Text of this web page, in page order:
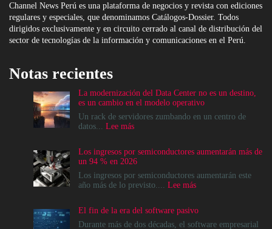
Channel News Perú es una plataforma de negocios y revista con ediciones
regulares y especiales, que denominamos Catálogos-Dossier. Todos
dirigidos exclusivamente y en circuito cerrado al canal de distribución del
sector de tecnologías de la información y comunicaciones en el Perú.
Notas recientes
La modernización del Data Center no es un destino,
es un cambio en el modelo operativo
Un rack de servidores zumbando en un centro de
datos... Lee más:
del
Data
Center
no
destino,
es
Los ingresos por semiconductores aumentarán más de
un 94 % en 2026
Los ingresos por semiconductores aumentarán este
año más de lo previsto.... Lee más:
por
semiconductores
El fin de la era del software pasivo
Durante más de dos décadas, el software empresarial